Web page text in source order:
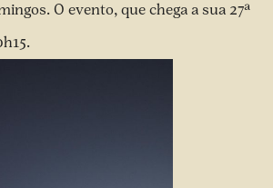
O evento, que chega a sua 27ª